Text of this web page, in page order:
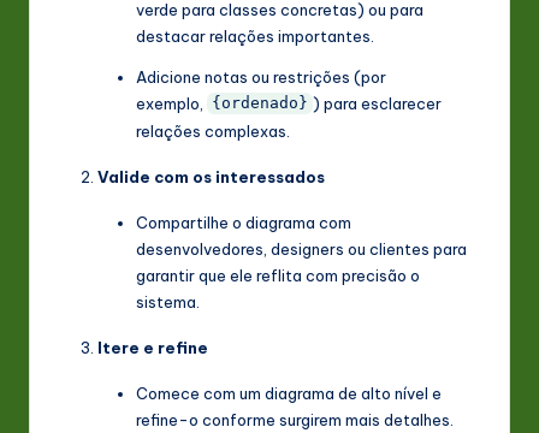
verde para classes concretas) ou para
destacar relações importantes.
Adicione notas ou restrições (por
exemplo,
{ordenado} ) para esclarecer
relações complexas.
Valide com os interessados
Compartilhe o diagrama com
desenvolvedores, designers ou clientes para
garantir que ele reflita com precisão o
sistema.
Itere e refine
Comece com um diagrama de alto nível e
refine-o conforme surgirem mais detalhes.